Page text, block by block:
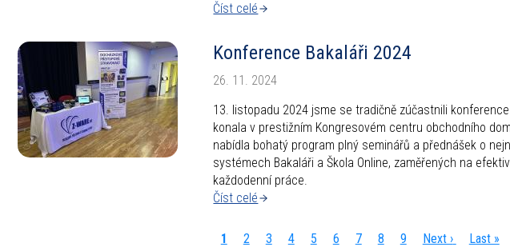
Číst celé
Konference Bakaláři 2024
26. 11. 2024
13. listopadu 2024 jsme se tradičně zúčastnili
konala v prestižním Kongresovém centru obchodního
nabídla bohatý program plný seminářů a přednášek o
systémech Bakaláři a Škola Online, zaměřených na
každodenní práce.
Číst celé
Aktuální
1 Page
2 Page
3 Page
4 Page
5 Page
6 Page
7 Page
8 Page
9
Následující
Next ›
Poslední
Last »